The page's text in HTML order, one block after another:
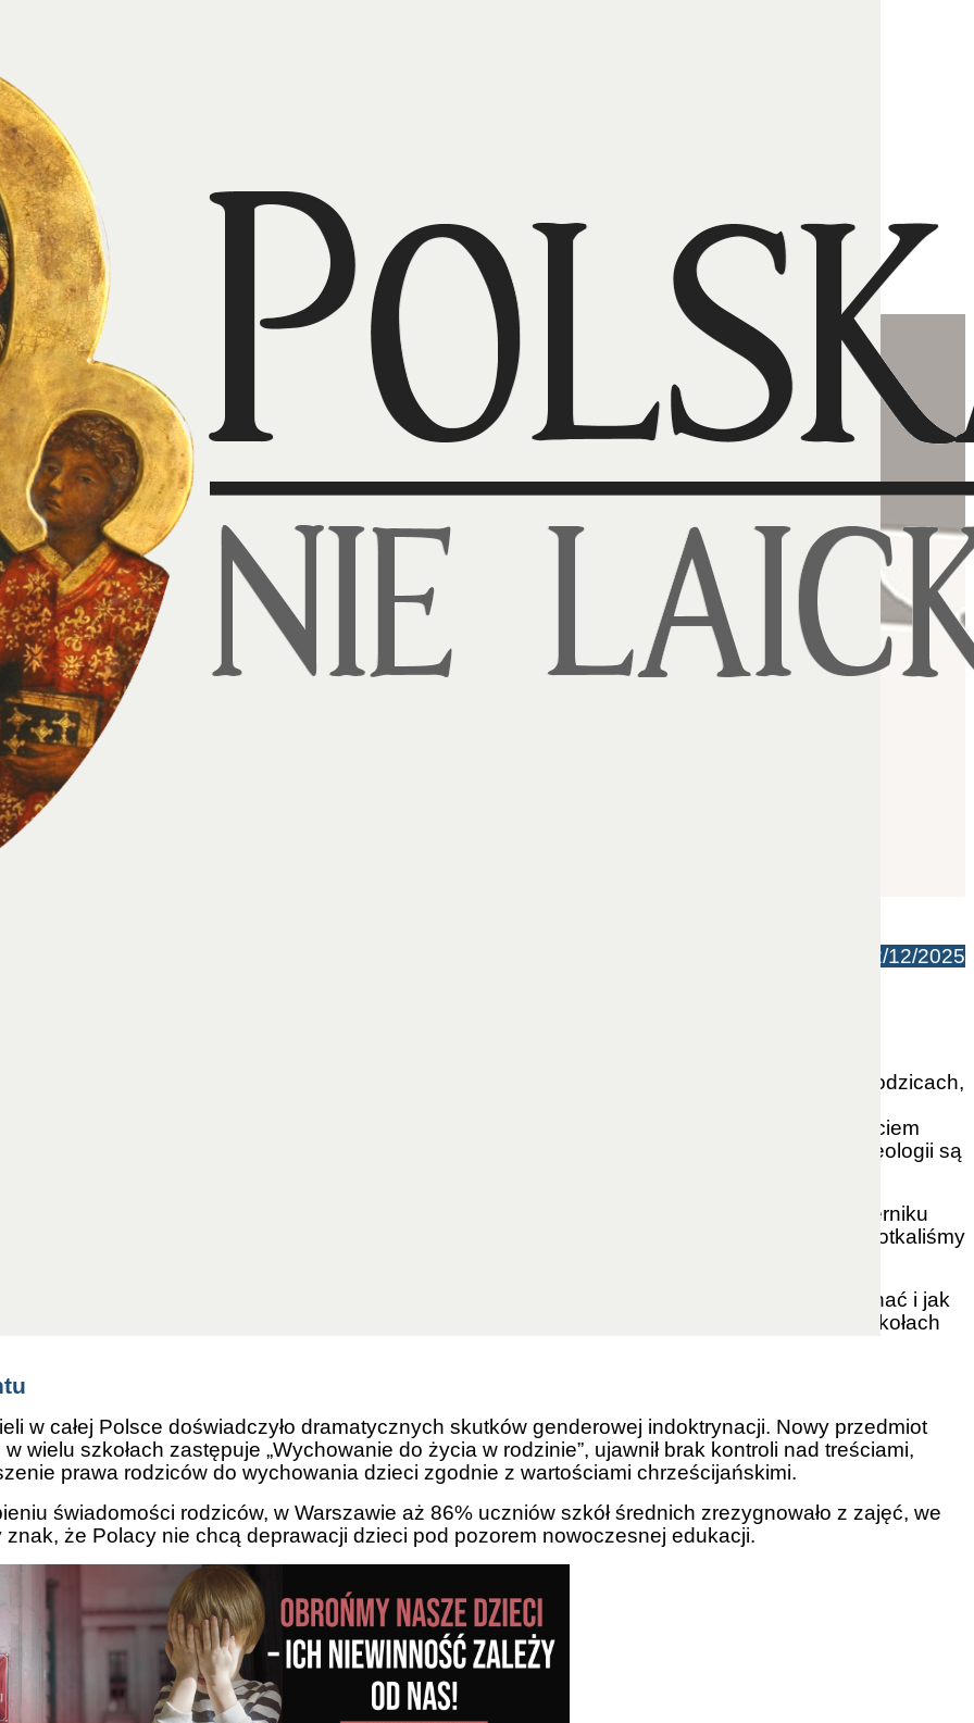
która jest tarczą dla naszych dzieci
Michał Rogalski | 02/12/2025
z wdzięcznością stwierdzić, że dzięki wsparciu darczyńców kampanii „Polska
rezultaty w ochronie naszych dzieci przed ideologiczną przemocą. Jednym
która już zmienia sposób myślenia Polaków o zagrożeniach ideologii gender.
wieku?”
to nie zwykła analiza teoretyczna. To narzędzie obrony przygotowane z myślą o rodzicach,
chronić prawdę o człowieku i dzieci przed ideologiczną przemocą. Książka pokazuje, że
– to strategiczny plan przemiany człowieka na obraz własnych pragnień, z pominięciem
propagandę w podręcznikach, aż po próby relatywizacji rodziny i małżeństwa – skutki tej ideologii są
12 tysięcy osób – do rodziców, nauczycieli, katechetów i liderów społecznych. W październiku
by parlamentarzyści mogli zdobyć solidne argumenty w obronie niewinności dzieci. Spotkaliśmy
– książka ostatecznie dotarła do posłów.
jest ideologia gender, jakie są jej duchowe źródła i społeczne konsekwencje, jak ją rozpoznać i jak
i nauczycieli z Wielkiej Brytanii, które pokazują, że zagrożenia są tu i teraz – w naszych szkołach
w całej Polsce doświadczyło dramatycznych skutków genderowej indoktrynacji. Nowy przedmiot
wielu szkołach zastępuje „Wychowanie do życia w rodzinie”, ujawnił brak kontroli nad treściami,
prawa rodziców do wychowania dzieci zgodnie z wartościami chrześcijańskimi.
świadomości rodziców, w Warszawie aż 86% uczniów szkół średnich zrezygnowało z zajęć, we
znak, że Polacy nie chcą deprawacji dzieci pod pozorem nowoczesnej edukacji.